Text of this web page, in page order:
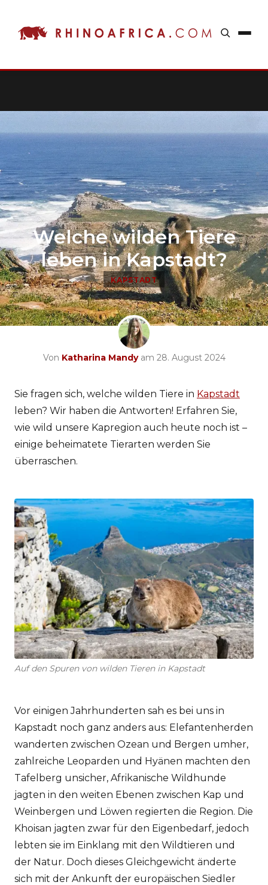
Welche wilden Tiere
leben in Kapstadt?
KAPSTADT
Von Katharina Mandyam 28. August 2024
Sie fragen sich, welche wilden Tiere in Kapstadt
leben? Wir haben die Antworten! Erfahren Sie,
wie wild unsere Kapregion auch heute noch ist –
einige beheimatete Tierarten werden Sie
überraschen.
Auf den Spuren von wilden Tieren in Kapstadt
Vor einigen Jahrhunderten sah es bei uns in
Kapstadt noch ganz anders aus: Elefantenherden
wanderten zwischen Ozean und Bergen umher,
zahlreiche Leoparden und Hyänen machten den
Tafelberg unsicher, Afrikanische Wildhunde
jagten in den weiten Ebenen zwischen Kap und
Weinbergen und Löwen regierten die Region. Die
Khoisan jagten zwar für den Eigenbedarf, jedoch
lebten sie im Einklang mit den Wildtieren und
der Natur. Doch dieses Gleichgewicht änderte
sich mit der Ankunft der europäischen Siedler